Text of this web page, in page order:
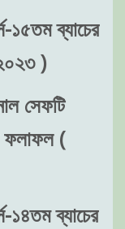
১৫তম ব্যাচের
)
সেফটি
ফলাফল (
১৪তম ব্যাচের